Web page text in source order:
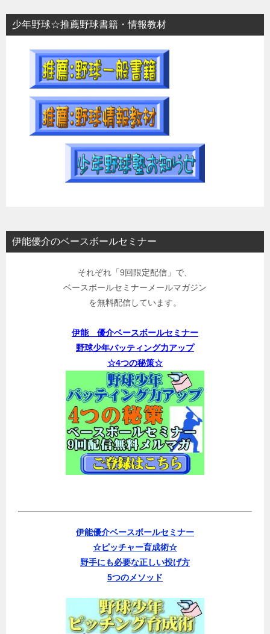
少年野球☆推薦野球書籍・情報教材
伊能優介のベースボールセミナー
それぞれ「9回限定配信」で、
ベースボールセミナーメールマガジン
を無料配信しています。
伊能 優介ベースボールセミナー
野球少年バッティング力アップ
☆4つの秘策☆
伊能優介ベースボールセミナー
☆ピッチャー育成術☆
野手にも必要な正しい投げ方
5つのメソッド